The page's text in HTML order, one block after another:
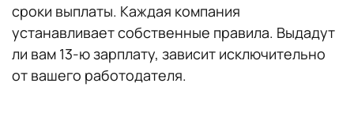
сроки выплаты. Каждая компания
устанавливает собственные правила. Выдадут
ли вам 13-ю зарплату, зависит исключительно
от вашего работодателя.